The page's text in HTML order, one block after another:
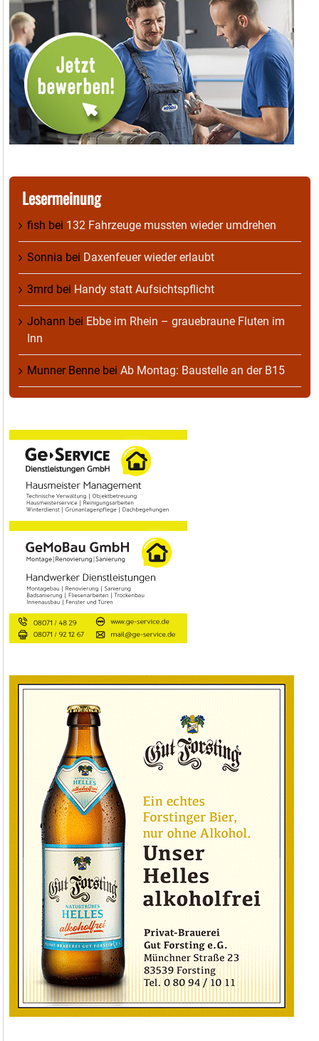
Lesermeinung
fish bei 132 Fahrzeuge mussten wieder umdrehen
Sonnia bei Daxenfeuer wieder erlaubt
3mrd bei Handy statt Aufsichtspflicht
Johann bei Ebbe im Rhein – grauebraune Fluten im
Inn
Munner Benne bei Ab Montag: Baustelle an der B15